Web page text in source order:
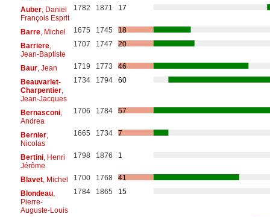
Auber, Daniel
François Esprit
1782 1871 17
Barre, Michel 1675 1745
18
Barriere,
Jean-Baptiste
1707 1747 20
Baur, Jean 1719 1773
46
Beauvarlet-
Charpentier,
Jean-Jacques
1734 1794 60
Bernasconi,
Andrea
1706 1784 57
Bernier,
Nicolas
1665 1734 7
Bertini, Henri
Jérôme
1798 1876 1
Blavet, Michel 1700 1768
41
Blondeau,
Pierre-
Auguste-Louis
1784 1865 15